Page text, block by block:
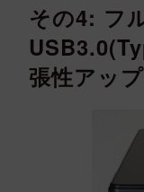
その4: フ
張性アップ